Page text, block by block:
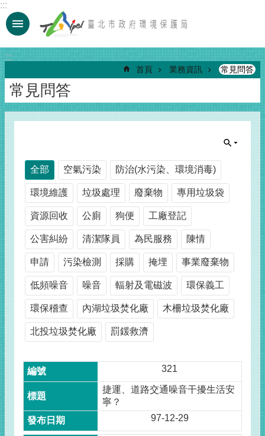
跳到主要內容區塊
:::
:::
首頁 業務資訊 常見問答
常見問答
全部 空氣污染 防治(水污染、環境消毒)
環境維護 垃圾處理 廢棄物 專用垃圾袋
資源回收 公廁 狗便 工廠登記
公害糾紛 清潔隊員 為民服務 陳情
申請 污染檢測 採購 掩埋 事業廢棄物
低頻噪音 噪音 輻射及電磁波 環保義工
環保稽查 內湖垃圾焚化廠 木柵垃圾焚化廠
北投垃圾焚化廠 罰鍰救濟
321
捷運、道路交通噪音干擾生活安
寧？
97-12-29